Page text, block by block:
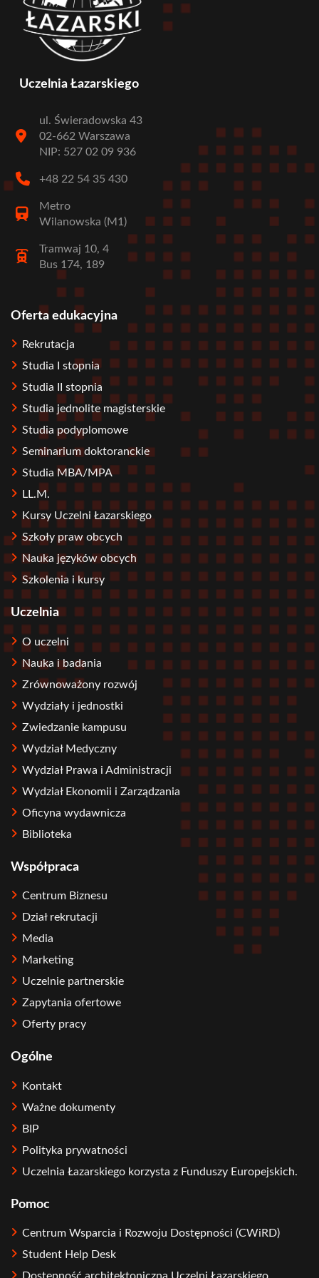
Uczelnia Łazarskiego
ul. Świeradowska 43
02-662 Warszawa
NIP: 527 02 09 936
+48 22 54 35 430
Metro
Wilanowska (M1)
Tramwaj 10, 4
Bus 174, 189
Stopka
Oferta edukacyjna
Rekrutacja
Studia I stopnia
Studia II stopnia
Studia jednolite magisterskie
Studia podyplomowe
Seminarium doktoranckie
Studia MBA/MPA
LL.M.
Kursy Uczelni Łazarskiego
Szkoły praw obcych
Nauka języków obcych
Szkolenia i kursy
Uczelnia
O uczelni
Nauka i badania
Zrównoważony rozwój
Wydziały i jednostki
Zwiedzanie kampusu
Wydział Medyczny
Wydział Prawa i Administracji
Wydział Ekonomii i Zarządzania
Oficyna wydawnicza
Biblioteka
Współpraca
Centrum Biznesu
Dział rekrutacji
Media
Marketing
Uczelnie partnerskie
Zapytania ofertowe
Oferty pracy
Ogólne
Kontakt
Ważne dokumenty
BIP
Polityka prywatności
Uczelnia Łazarskiego korzysta z Funduszy Europejskich.
Pomoc
Centrum Wsparcia i Rozwoju Dostępności (CWiRD)
Student Help Desk